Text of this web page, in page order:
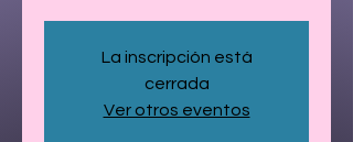
La inscripción está
cerrada
Ver otros eventos